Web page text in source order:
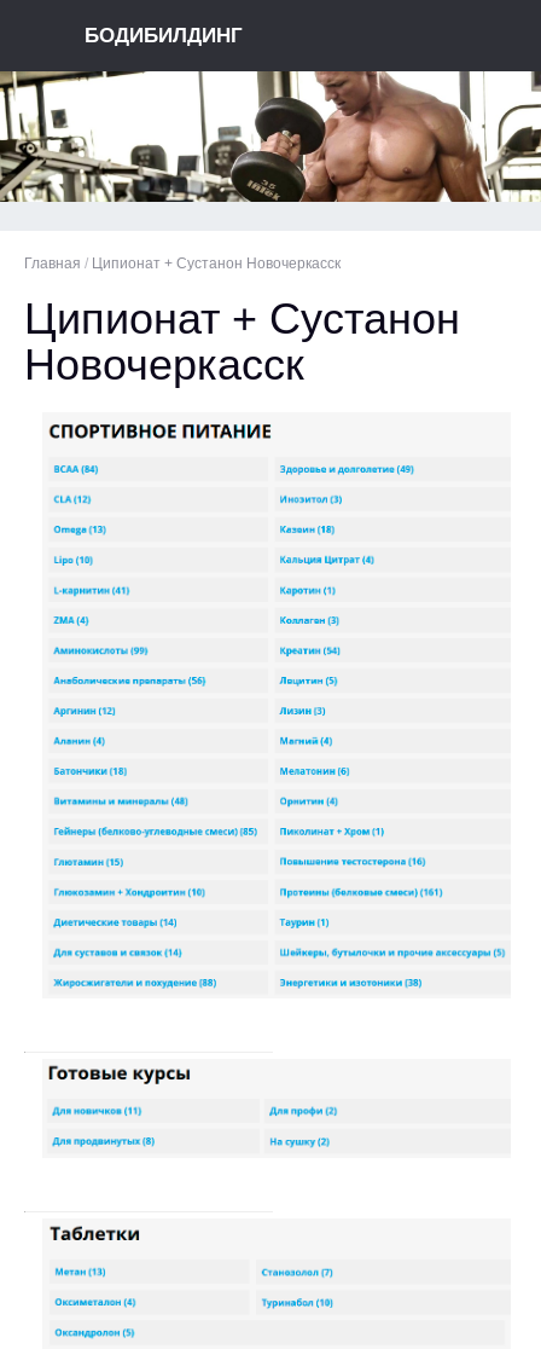
БОДИБИЛДИНГ
Главная / Ципионат + Сустанон Новочеркасск
Ципионат + Сустанон
Новочеркасск